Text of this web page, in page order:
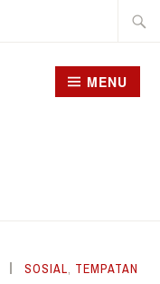
MENU
SOSIAL TEMPATAN